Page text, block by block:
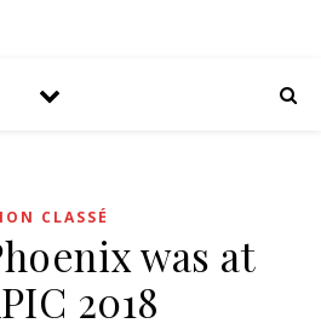
CLASSÉ
was at
2018